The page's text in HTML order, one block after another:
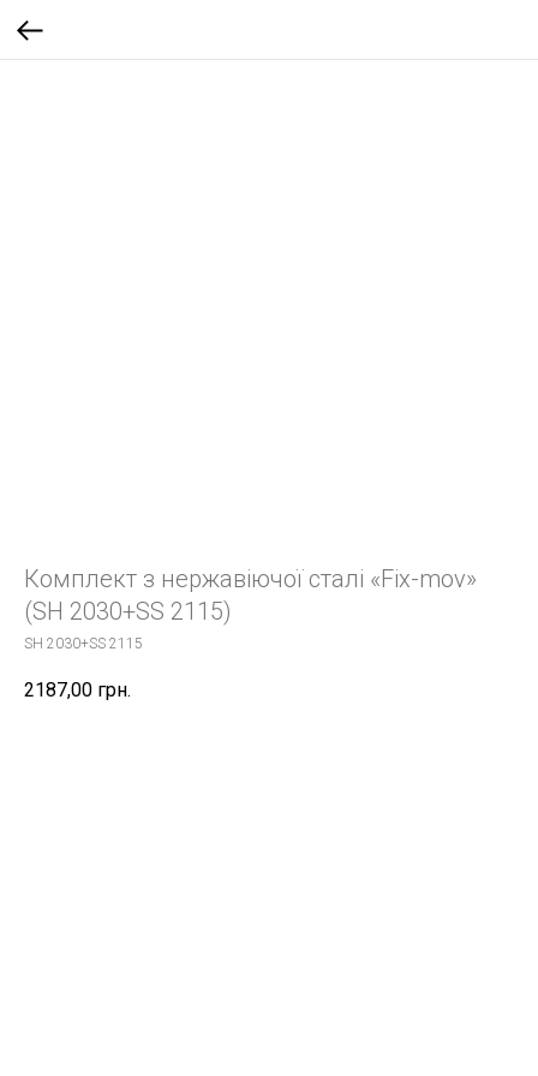
Комплект з нержавіючої сталі «Fix-mov»
(SH 2030+SS 2115)
SH 2030+SS 2115
2187,00 грн.